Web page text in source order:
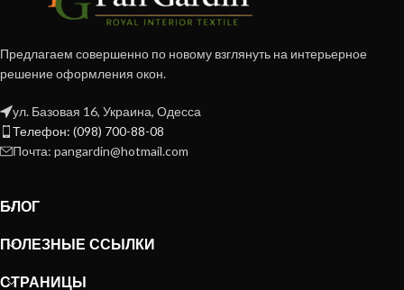
Предлагаем совершенно по новому взглянуть на интерьерное
решение оформления окон.
ул. Базовая 16, Украина, Одесса
Телефон: (098) 700-88-08
Почта: pangardin@hotmail.com
БЛОГ
ПОЛЕЗНЫЕ ССЫЛКИ
СТРАНИЦЫ